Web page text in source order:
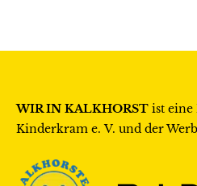
WIR IN KALKHORST ist eine
Kinderkram e. V. und der